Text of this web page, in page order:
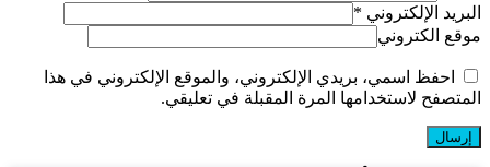
البريد الإلكتروني *
موقع الكتروني
احفظ اسمي، بريدي الإلكتروني، والموقع الإلكتروني في هذا
المتصفح لاستخدامها المرة المقبلة في تعليقي.